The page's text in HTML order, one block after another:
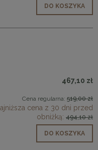
DO KOSZYKA
467,10 zł
Cena regularna: 519,00 zł
cena z 30 dni przed
obniżką: 494,10 zł
DO KOSZYKA